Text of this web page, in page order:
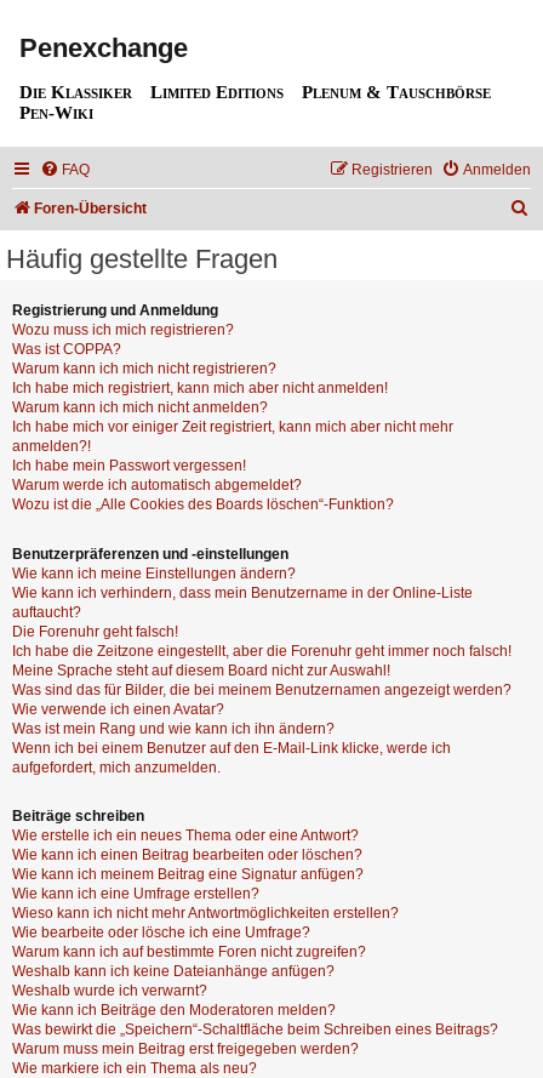
Penexchange
Die Klassiker Limited Editions
Plenum & Tauschbörse
Pen-Wiki
FAQ Anmelden
Registrieren
Foren-Übersicht
Häufig gestellte Fragen
Registrierung und Anmeldung
Wozu muss ich mich registrieren?
Was ist COPPA?
Warum kann ich mich nicht registrieren?
Ich habe mich registriert, kann mich aber nicht anmelden!
Warum kann ich mich nicht anmelden?
Ich habe mich vor einiger Zeit registriert, kann mich aber nicht mehr
anmelden?!
Ich habe mein Passwort vergessen!
Warum werde ich automatisch abgemeldet?
Wozu ist die „Alle Cookies des Boards löschen“-Funktion?
Benutzerpräferenzen und -einstellungen
Wie kann ich meine Einstellungen ändern?
Wie kann ich verhindern, dass mein Benutzername in der Online-Liste
auftaucht?
Die Forenuhr geht falsch!
Ich habe die Zeitzone eingestellt, aber die Forenuhr geht immer noch falsch!
Meine Sprache steht auf diesem Board nicht zur Auswahl!
Was sind das für Bilder, die bei meinem Benutzernamen angezeigt werden?
Wie verwende ich einen Avatar?
Was ist mein Rang und wie kann ich ihn ändern?
Wenn ich bei einem Benutzer auf den E-Mail-Link klicke, werde ich
aufgefordert, mich anzumelden.
Beiträge schreiben
Wie erstelle ich ein neues Thema oder eine Antwort?
Wie kann ich einen Beitrag bearbeiten oder löschen?
Wie kann ich meinem Beitrag eine Signatur anfügen?
Wie kann ich eine Umfrage erstellen?
Wieso kann ich nicht mehr Antwortmöglichkeiten erstellen?
Wie bearbeite oder lösche ich eine Umfrage?
Warum kann ich auf bestimmte Foren nicht zugreifen?
Weshalb kann ich keine Dateianhänge anfügen?
Weshalb wurde ich verwarnt?
Wie kann ich Beiträge den Moderatoren melden?
Was bewirkt die „Speichern“-Schaltfläche beim Schreiben eines Beitrags?
Warum muss mein Beitrag erst freigegeben werden?
Wie markiere ich ein Thema als neu?